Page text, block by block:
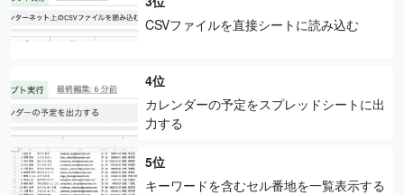
CSVファイルを直接シートに読み込む
4位
カレンダーの予定をスプレッドシートに出
力する
5位
キーワードを含むセル番地を一覧表示する